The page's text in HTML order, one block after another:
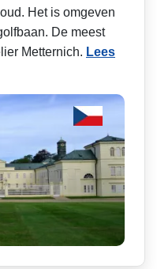
Het is omgeven
De meest
Metternich. Lees